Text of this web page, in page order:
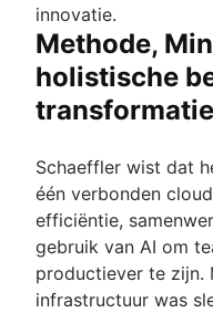
innovatie.
Methode,
holistische
Schaeffler wist dat
één verbonden
efficiëntie,
gebruik van AI om
productiever te zijn.
infrastructuur was